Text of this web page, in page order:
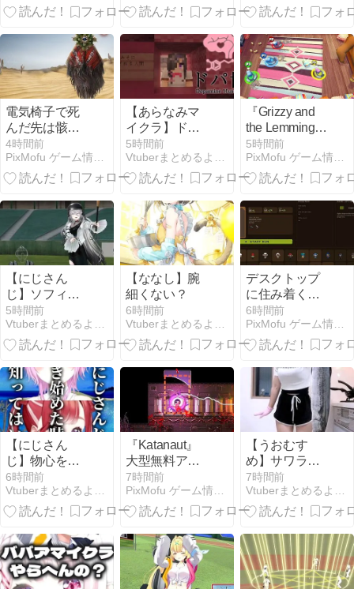
『Approximately
信開始、98%
好評の滑り出
し
んわり注意す
ゴンボールZ
電気椅子で死
んだ先は骸骨
と賭ける煉獄
――ダークな
カード
～骨読みの魔
の世界～』配
信開始
4時間前
PixMofu ゲーム情報 × コミュニティ × 自作アプリ
【あらなみマ
イクラ】ドー
パミン博物館-
ドパ博- 本施設
の紹介映像を
5時間前
Vtuberまとめるよ〜ん
『Grizzy and
the Lemmings
– Crazy
Party』配信開
始―50種のミ
面4人で奪い合
う
5時間前
PixMofu ゲーム情報 × コミュニティ × 自作アプリ
【にじさん
じ】ソフィ
ア・ヴァレン
タイン、バッ
ターボックス
5時間前
Vtuberまとめるよ〜ん
【ななし】腕
細くない？
6時間前
Vtuberまとめるよ〜ん
デスクトップ
に住み着くハ
ンター
『Slaymeji:
Roguelite
Survivor』
Steamページ
公開、現実の
ToDo消化でア
ンロックが進
む
6時間前
PixMofu ゲーム情報 × コミュニティ × 自作アプリ
【にじさん
じ】物心を教
える活動9年目
未来人
6時間前
Vtuberまとめるよ〜ん
『Katanaut』
大型無料アッ
プデート「Into
the Void」配信
ー新最終ボス
度ワープ4
7時間前
PixMofu ゲーム情報 × コミュニティ × 自作アプリ
【うおむす
め】サワラが1
番美味しくな
る食べ方。
7時間前
Vtuberまとめるよ〜ん